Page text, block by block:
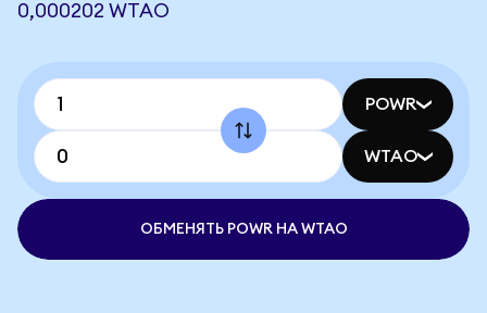
0,000202 WTAO
POWR
WTAO
ОБМЕНЯТЬ POWR НА WTAO